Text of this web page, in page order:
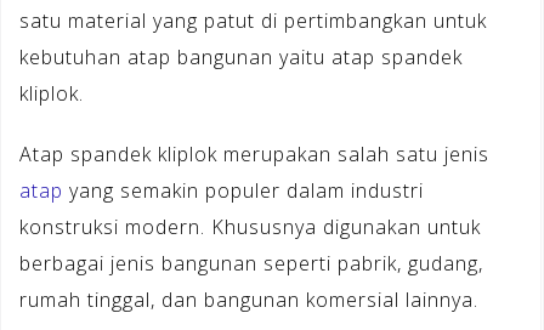
satu material yang patut di pertimbangkan untuk
kebutuhan atap bangunan yaitu atap spandek
kliplok.
Atap spandek kliplok merupakan salah satu jenis
atap yang semakin populer dalam industri
konstruksi modern. Khususnya digunakan untuk
berbagai jenis bangunan seperti pabrik, gudang,
rumah tinggal, dan bangunan komersial lainnya.